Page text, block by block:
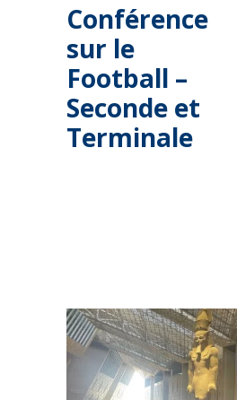
Conférence
sur le
Football –
Seconde et
Terminale